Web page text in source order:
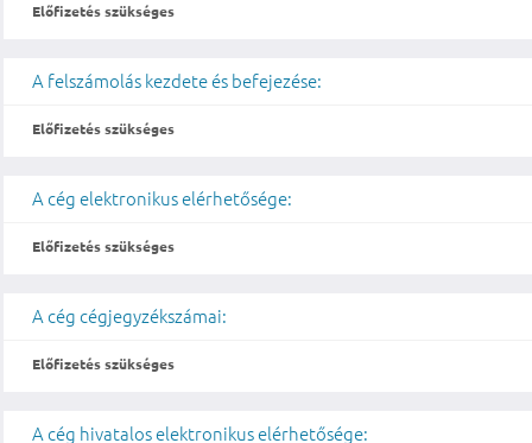
Előfizetés szükséges
A felszámolás kezdete és befejezése:
Előfizetés szükséges
A cég elektronikus elérhetősége:
Előfizetés szükséges
A cég cégjegyzékszámai:
Előfizetés szükséges
A cég hivatalos elektronikus elérhetősége: